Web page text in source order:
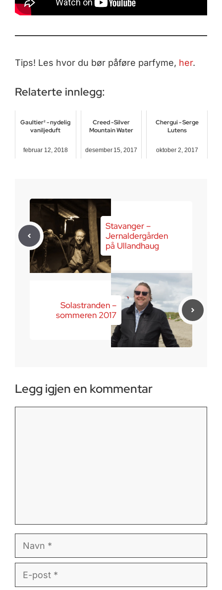
Tips! Les hvor du bør påføre parfyme, her.
Relaterte innlegg:
Gaultier² - nydelig
vaniljeduft
februar 12, 2018
Creed - Silver
Mountain Water
desember 15, 2017
Chergui - Serge
Lutens
oktober 2, 2017
Stavanger –
Jernaldergården
på Ullandhaug
Solastranden –
sommeren 2017
Legg igjen en kommentar
post